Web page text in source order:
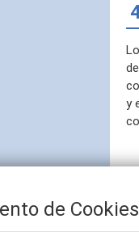
y
de Cookies